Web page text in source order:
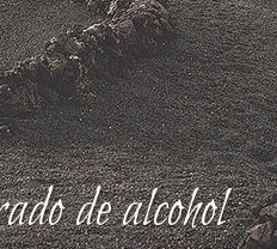
de alcohol